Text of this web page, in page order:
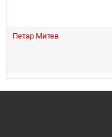
Петар Митев